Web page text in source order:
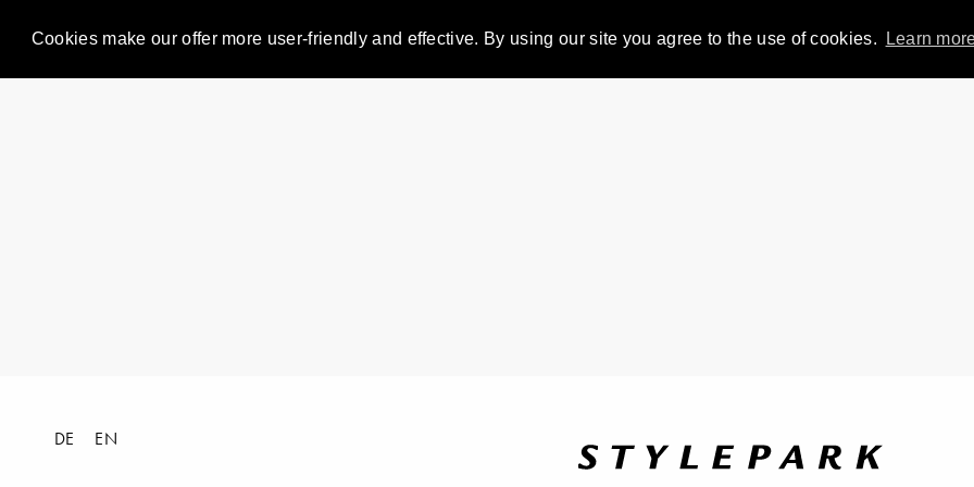
Cookies make our offer more user-friendly and effective. By using our site you agree to the use of cookies. Learn
DE EN